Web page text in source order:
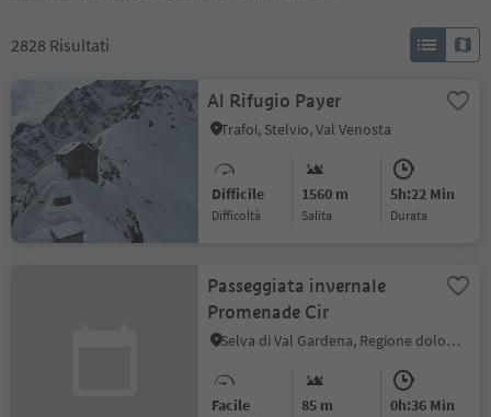
2828 Risultati
Al Rifugio Payer
Trafoi, Stelvio, Val Venosta
Difficile
Difficoltà
1560 m
Salita
5h:22 Min
durata
Passeggiata invernale
Promenade Cir
Selva di Val Gardena, Regione dolomitica Val Gardena
Facile 85 m 0h:36 Min